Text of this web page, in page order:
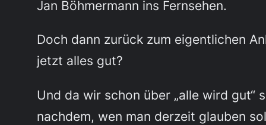
Jan Böhmermann ins Fernsehen.
Doch dann zurück zum eigentlichen
jetzt alles gut?
Und da wir schon über „alle wird gut“
nachdem, wen man derzeit glauben